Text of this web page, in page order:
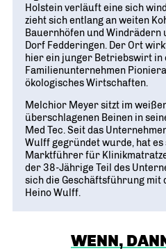
Geschichte
70 JAHRE WJD
Partner
NETZWERKE WELTWEIT
Partner
Deutsche Industrie- und
Junior Chamber International
G20 Young Entrepreneurs‘
WIRTSCHAFT TRIFFT POLITIK
WJD Training
WJD TRAINING
Ein Tag Azubi
BERUFSEINSTIEG ERLEICHTERN
Wirtschaftswissen im
WIRTSCHAFTSQUIZ FÜR SCHÜLER
CYE
CREATIVE YOUNG ENTREPRENEUR
Beruf und Familie
Bildung und Fachkräfte
Energie und Nachhaltigkeit
POSITIONSPAPIERE, BROSCHÜREN
Magazin
DIE JUNGE WIRTSCHAFT
Holstein verläuft eine sich
zieht sich entlang an weiten
Bauernhöfen und
Dorf Fedderingen. Der Ort
hier ein junger Betriebswirt in
Familienunternehmen
ökologisches Wirtschaften.
Melchior Meyer sitzt im
überschlagenen Beinen in
Med Tec. Seit das
Wulff gegründet wurde, hat
Marktführer für
der 38-Jährige Teil des
sich die Geschäftsführung mit
Heino Wulff.
WENN,